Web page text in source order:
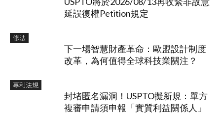
延誤復權Petition規定
修法
下一場智慧財產革命：歐盟設計制度
改革，為何值得全球科技業關注？
專利法規
封堵匿名漏洞！USPTO擬新規：單方
複審申請須申報「實質利益關係人」